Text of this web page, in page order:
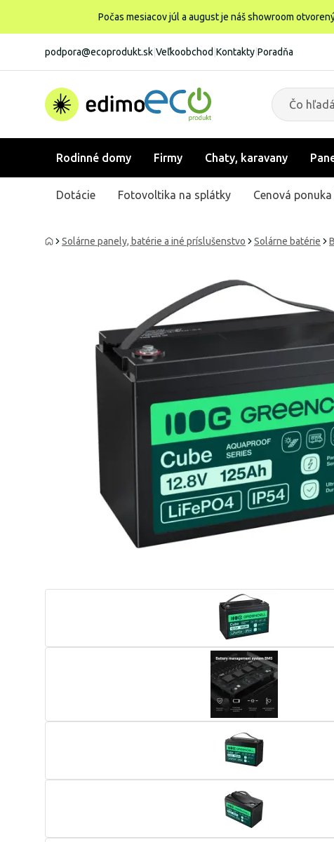
Počas mesiacov júl a august je náš showroom
podpora@ecoprodukt.sk Veľkoobchod Kontakty Poradňa
Rodinné domy Firmy Chaty, karavany
Dotácie Fotovoltika na splátky Cenová
Solárne panely, batérie a iné príslušenstvo Solárne batérie